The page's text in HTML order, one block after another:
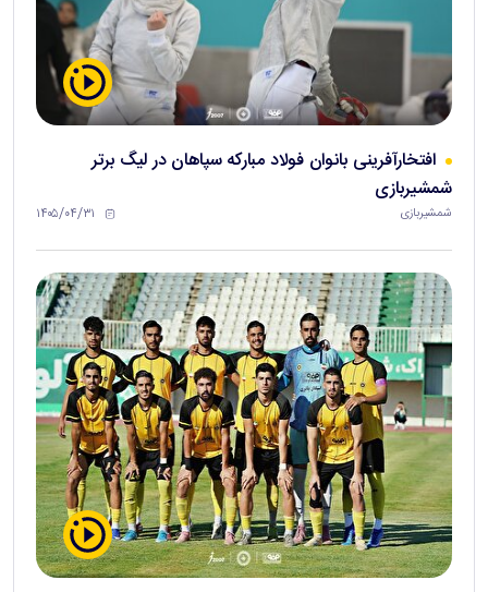
افتخارآفرینی بانوان فولاد مبارکه سپاهان در لیگ برتر
شمشیربازی
شمشیربازی ۱۴۰۵/۰۴/۳۱